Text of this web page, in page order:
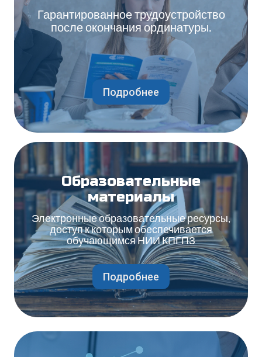
Гарантированное трудоустройство
после окончания ординатуры.
Подробнее
Образовательные
материалы
Электронные образовательные ресурсы,
доступ к которым обеспечивается
обучающимся НИИ КПГПЗ
Подробнее